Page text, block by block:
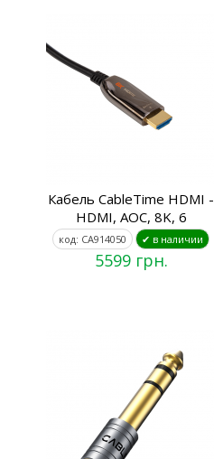
Кабель CableTime HDMI -
HDMI, AOC, 8K, 6
код: CA914050 ✔ в наличии
5599 грн.